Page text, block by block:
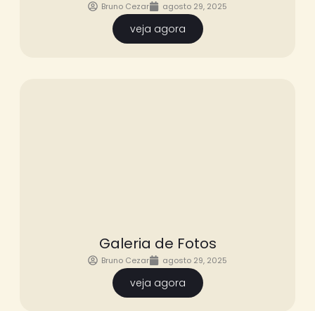
Bruno Cezar agosto 29, 2025
veja agora
Galeria de Fotos
Bruno Cezar agosto 29, 2025
veja agora